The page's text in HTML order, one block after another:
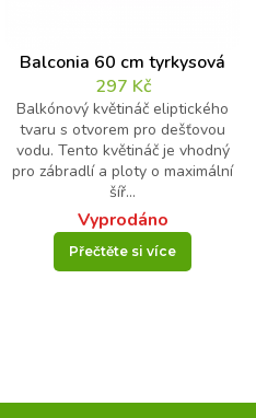
K
o
t
r
o
l
Kontrolní otázka*
=
Balconia 60 cm tyrkysová
297 Kč
Balkónový květináč eliptického
tvaru s otvorem pro dešťovou
vodu. Tento květináč je vhodný
pro zábradlí a ploty o maximální
šíř...
Vyprodáno
Přečtěte si více